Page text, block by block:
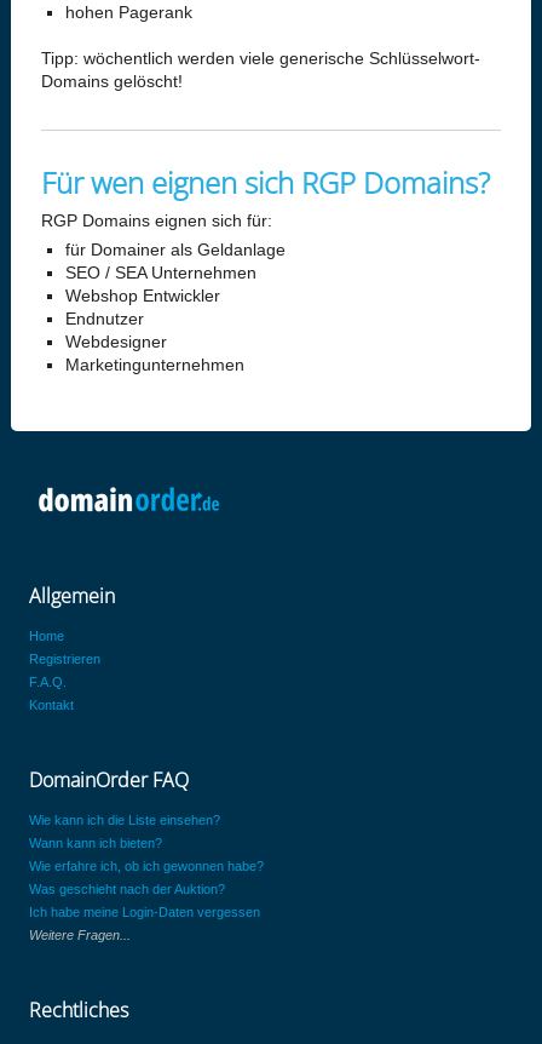
hohen Pagerank
Tipp: wöchentlich werden viele generische Schlüsselwort-
Domains gelöscht!
Für wen eignen sich RGP Domains?
RGP Domains eignen sich für:
für Domainer als Geldanlage
SEO / SEA Unternehmen
Webshop Entwickler
Endnutzer
Webdesigner
Marketingunternehmen
Allgemein
Home
Registrieren
F.A.Q.
Kontakt
DomainOrder FAQ
Wie kann ich die Liste einsehen?
Wann kann ich bieten?
Wie erfahre ich, ob ich gewonnen habe?
Was geschieht nach der Auktion?
Ich habe meine Login-Daten vergessen
Weitere Fragen...
Rechtliches